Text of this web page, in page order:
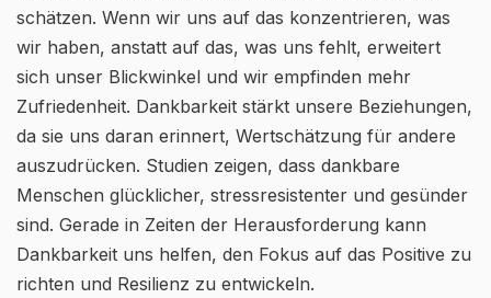
schätzen. Wenn wir uns auf das konzentrieren, was
wir haben, anstatt auf das, was uns fehlt, erweitert
sich unser Blickwinkel und wir empfinden mehr
Zufriedenheit. Dankbarkeit stärkt unsere Beziehungen,
da sie uns daran erinnert, Wertschätzung für andere
auszudrücken. Studien zeigen, dass dankbare
Menschen glücklicher, stressresistenter und gesünder
sind. Gerade in Zeiten der Herausforderung kann
Dankbarkeit uns helfen, den Fokus auf das Positive zu
richten und Resilienz zu entwickeln.